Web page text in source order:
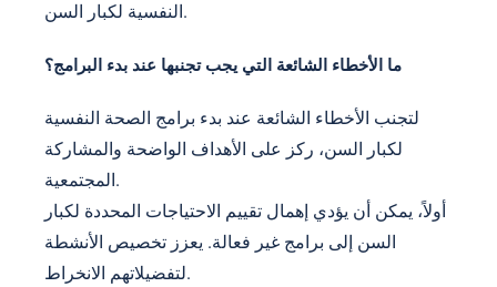
النفسية لكبار السن.
ما الأخطاء الشائعة التي يجب تجنبها عند بدء البرامج؟
لتجنب الأخطاء الشائعة عند بدء برامج الصحة النفسية
لكبار السن، ركز على الأهداف الواضحة والمشاركة
المجتمعية.
أولاً، يمكن أن يؤدي إهمال تقييم الاحتياجات المحددة لكبار
السن إلى برامج غير فعالة. يعزز تخصيص الأنشطة
لتفضيلاتهم الانخراط.